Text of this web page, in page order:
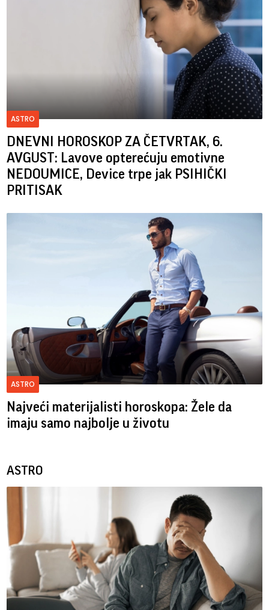
ASTRO
DNEVNI HOROSKOP ZA ČETVRTAK, 6.
AVGUST: Lavove opterećuju emotivne
NEDOUMICE, Device trpe jak PSIHIČKI
PRITISAK
ASTRO
Najveći materijalisti horoskopa: Žele da
imaju samo najbolje u životu
ASTRO